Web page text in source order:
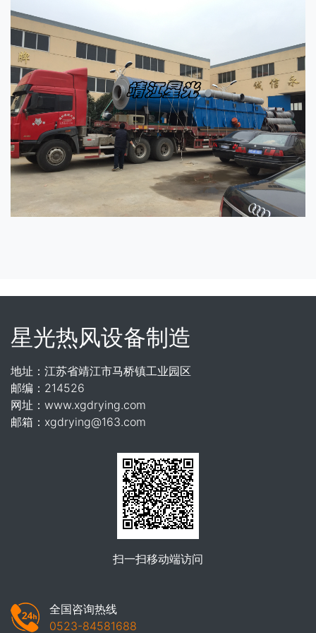
星光热风设备制造
地址：江苏省靖江市马桥镇工业园区
邮编：214526
网址：www.xgdrying.com
邮箱：xgdrying@163.com
扫一扫移动端访问
全国咨询热线
0523-84581688